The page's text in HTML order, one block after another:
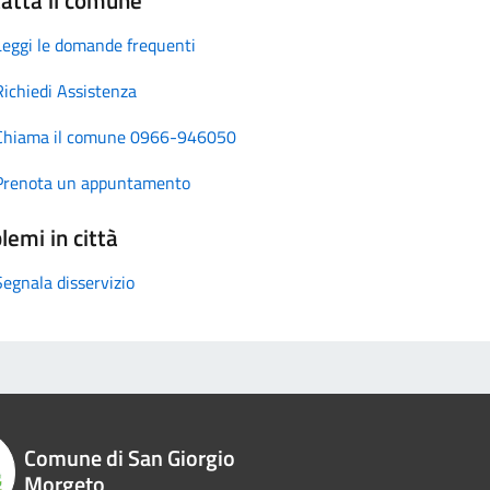
le domande frequenti
Assistenza
il comune 0966-946050
un appuntamento
in città
disservizio
Comune di San Giorgio